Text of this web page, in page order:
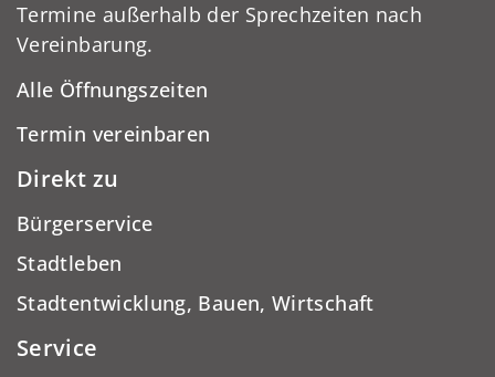
Termine außerhalb der Sprechzeiten nach
Vereinbarung.
Alle Öffnungszeiten
Termin vereinbaren
Direkt zu
Bürgerservice
Stadtleben
Stadtentwicklung, Bauen, Wirtschaft
Service